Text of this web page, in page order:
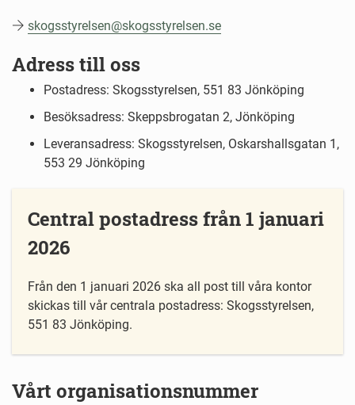
skogsstyrelsen@skogsstyrelsen.se
Adress till oss
Postadress: Skogsstyrelsen, 551 83 Jönköping
Besöksadress: Skeppsbrogatan 2, Jönköping
Leveransadress: Skogsstyrelsen, Oskarshallsgatan 1,
553 29 Jönköping
Central postadress från 1 januari
2026
Från den 1 januari 2026 ska all post till våra kontor
skickas till vår centrala postadress: Skogsstyrelsen,
551 83 Jönköping.
Vårt organisationsnummer